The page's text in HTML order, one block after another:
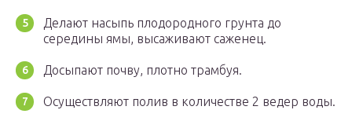
Делают насыпь плодородного грунта до
середины ямы, высаживают саженец.
Досыпают почву, плотно трамбуя.
Осуществляют полив в количестве 2 ведер воды.